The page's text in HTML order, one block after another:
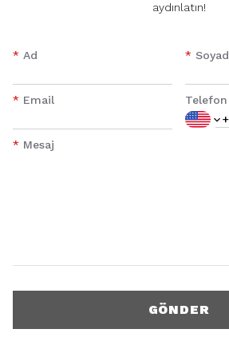
aydınlatın!
* Ad * Soyad
* Email Telefon
* Mesaj
GÖNDER